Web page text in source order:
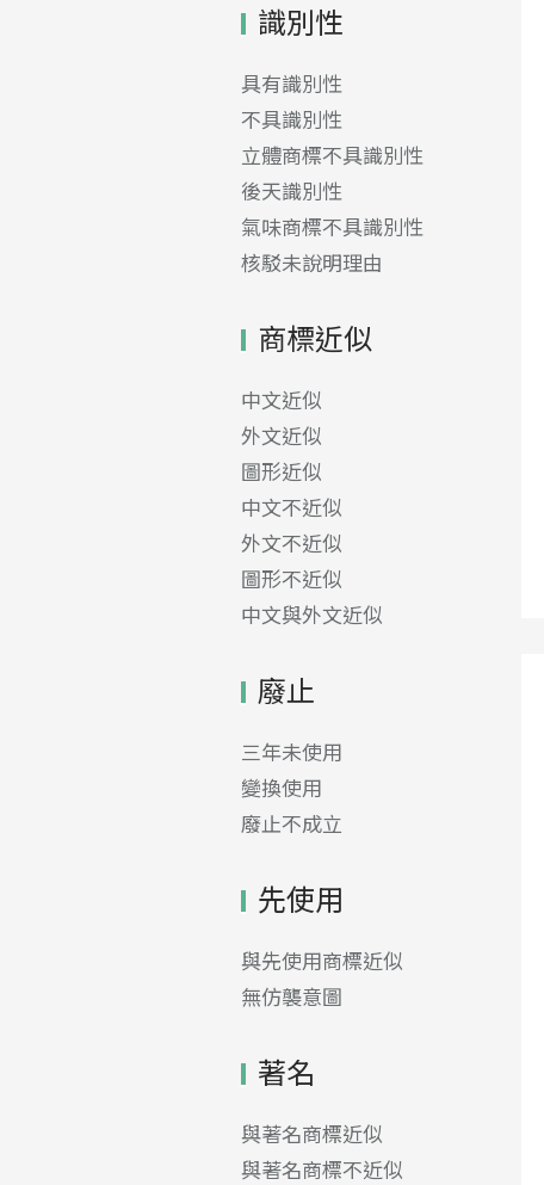
識別性
具有識別性
不具識別性
立體商標不具識別性
後天識別性
氣味商標不具識別性
核駁未說明理由
商標近似
中文近似
外文近似
圖形近似
中文不近似
外文不近似
圖形不近似
中文與外文近似
廢止
三年未使用
變換使用
廢止不成立
先使用
與先使用商標近似
無仿襲意圖
著名
與著名商標近似
與著名商標不近似